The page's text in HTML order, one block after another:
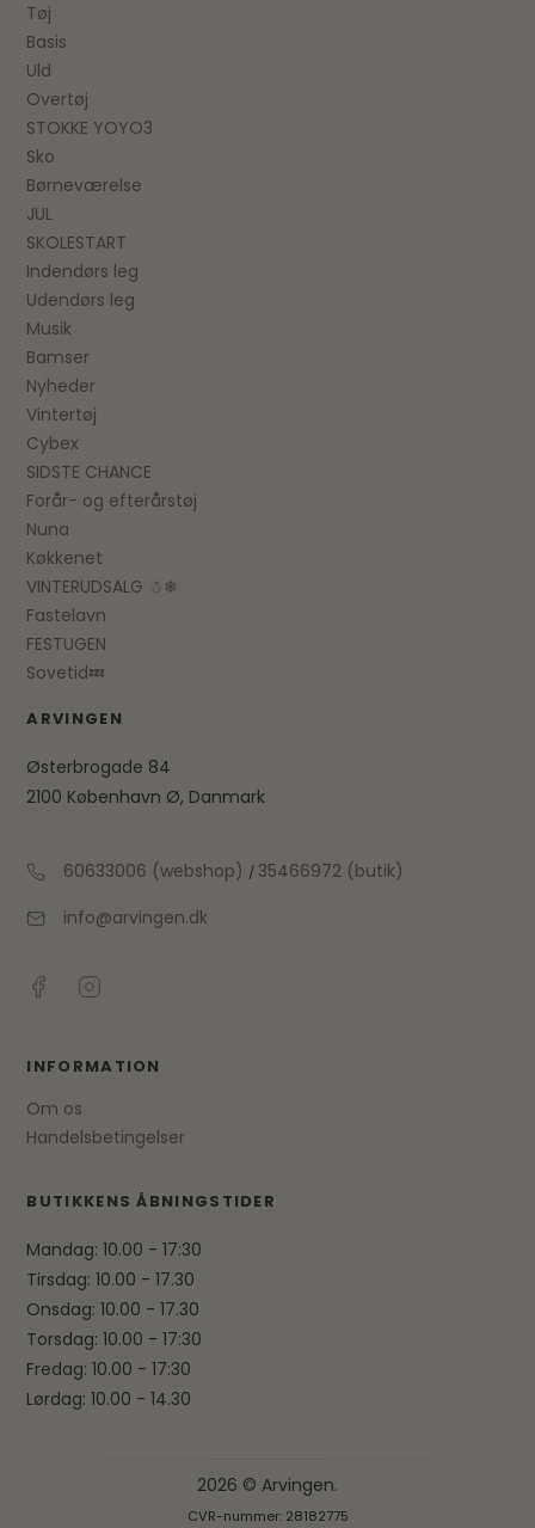
Tøj
Basis
Uld
Overtøj
STOKKE YOYO3
Sko
Børneværelse
JUL
SKOLESTART
Indendørs leg
Udendørs leg
Musik
Bamser
Nyheder
Vintertøj
Cybex
SIDSTE CHANCE
Forår- og efterårstøj
Nuna
Køkkenet
VINTERUDSALG ☃❄
Fastelavn
FESTUGEN
Sovetid💤
ARVINGEN
Østerbrogade 84
2100 København Ø, Danmark
60633006 (webshop) /35466972 (butik)
info@arvingen.dk
INFORMATION
Om os
Handelsbetingelser
BUTIKKENS ÅBNINGSTIDER
Mandag: 10.00 - 17:30
Tirsdag: 10.00 - 17.30
Onsdag: 10.00 - 17.30
Torsdag: 10.00 - 17:30
Fredag: 10.00 - 17:30
Lørdag: 10.00 - 14.30
2026 © Arvingen.
CVR-nummer: 28182775